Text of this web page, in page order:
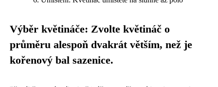
Výběr květináče: Zvolte květináč o
průměru alespoň dvakrát větším, než je
kořenový bal sazenice.